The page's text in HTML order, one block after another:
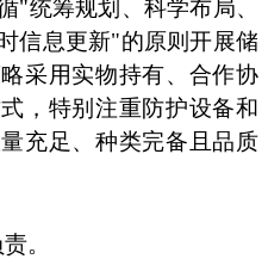
"统筹规划、科学布局、
信息更新"的原则开展储
采用实物持有、合作协
，特别注重防护设备和
充足、种类完备且品质
。